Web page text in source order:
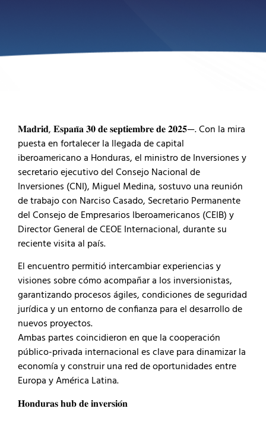
𝐌𝐚𝐝𝐫𝐢𝐝, 𝐄𝐬𝐩𝐚𝐧̃𝐚 𝟑𝟎 𝐝𝐞 𝐬𝐞𝐩𝐭𝐢𝐞𝐦𝐛𝐫𝐞 𝐝𝐞 𝟐𝟎𝟐𝟓—. Con la mira
puesta en fortalecer la llegada de capital
iberoamericano a Honduras, el ministro de Inversiones y
secretario ejecutivo del Consejo Nacional de
Inversiones (CNI), Miguel Medina, sostuvo una reunión
de trabajo con Narciso Casado, Secretario Permanente
del Consejo de Empresarios Iberoamericanos (CEIB) y
Director General de CEOE Internacional, durante su
reciente visita al país.
El encuentro permitió intercambiar experiencias y
visiones sobre cómo acompañar a los inversionistas,
garantizando procesos ágiles, condiciones de seguridad
jurídica y un entorno de confianza para el desarrollo de
nuevos proyectos.
Ambas partes coincidieron en que la cooperación
público-privada internacional es clave para dinamizar la
economía y construir una red de oportunidades entre
Europa y América Latina.
𝐇𝐨𝐧𝐝𝐮𝐫𝐚𝐬 𝐡𝐮𝐛 𝐝𝐞 𝐢𝐧𝐯𝐞𝐫𝐬𝐢𝐨́𝐧